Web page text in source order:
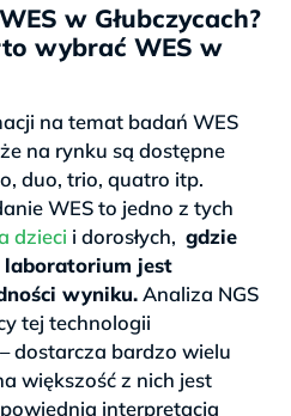
w Głubczycach?
wybrać WES w
na temat badań WES
na rynku są dostępne
duo, trio, quatro itp.
WES to jedno z tych
dzieci i dorosłych, gdzie
jest
wyniku.Analiza NGS
tej technologii
dostarcza bardzo wielu
większość z nich jest
interpretacja